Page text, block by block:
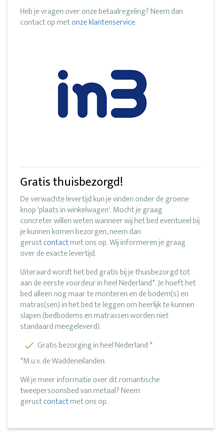
Heb je vragen over onze betaalregeling? Neem dan
contact op metonze klantenservice.
Gratis thuisbezorgd!
De verwachte levertijd kun je vinden onder de groene
knop 'plaats in winkelwagen'. Mocht je graag
concreter willen weten wanneer wij het bed eventueel bij
je kunnen komen bezorgen, neem dan
gerustcontactmet ons op. Wij informeren je graag
over de exacte levertijd.
Uiteraard wordt het bed gratis bij je thuisbezorgd tot
aan de eerste voordeur in heel Nederland*. Je hoeft het
bed alleen nog maar te monteren en de bodem(s) en
matras(sen) in het bed te leggen om heerlijk te kunnen
slapen (bedbodems en matrassen worden niet
standaard meegeleverd).
Gratis bezorging in heel Nederland *
*M.u.v. de Waddeneilanden.
Wil je meer informatie over dit romantische
tweepersoonsbed van metaal? Neem
gerustcontactmet ons op.